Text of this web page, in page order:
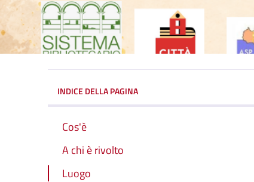
INDICE DELLA PAGINA
Cos'è
A chi è rivolto
Luogo